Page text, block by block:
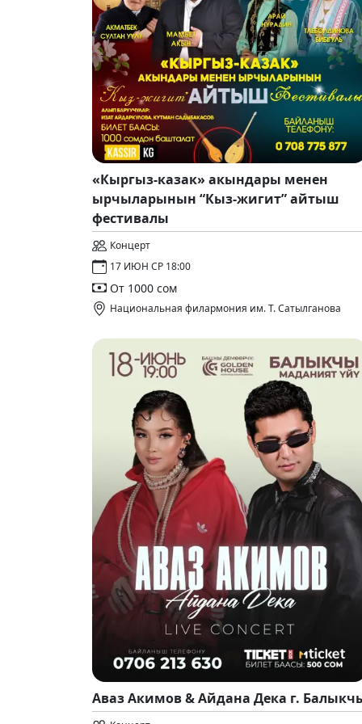
«Кыргыз-казак» акындары менен
ырчыларынын “Кыз-жигит” айтыш
фестивалы
Концерт
17 ИЮН СР 18:00
От 1000 сом
Национальная филармония им. Т. Сатылганова
Аваз Акимов & Айдана Дека г.